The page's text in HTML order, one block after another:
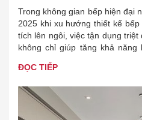
Trong không gian bếp hiện đại
2025 khi xu hướng thiết kế
tích lên ngôi, việc tận dụng
không chỉ giúp tăng khả
ĐỌC TIẾP